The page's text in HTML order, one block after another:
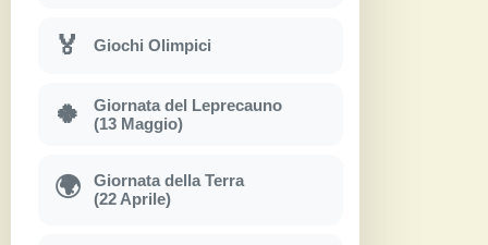
🏅 Giochi Olimpici
🍀
Giornata del Leprecauno
(13 Maggio)
🌍
Giornata della Terra
(22 Aprile)